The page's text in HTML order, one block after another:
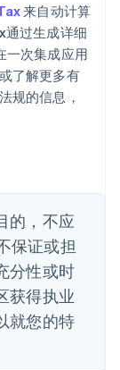
来自动计算
过生成详细
一次集成应用
了解更多有
规的信息，
的，不应
保证或担
分性或时
获得执业
就您的特